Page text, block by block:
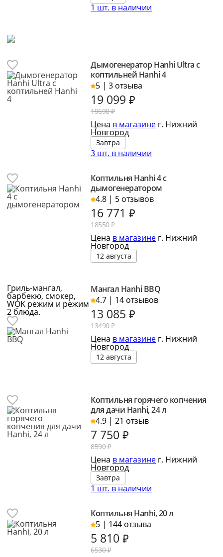
1 шт. в наличии
Дымогенератор Hanhi Ultra с
коптильней Hanhi 4
5 | 3 отзыва
19 099₽
19690 ₽
Цена в магазине г. Нижний
Новгород
Завтра
3 шт. в наличии
Коптильня Hanhi 4 с
дымогенератором
4.8 | 5 отзывов
16 771₽
18550 ₽
Цена в магазине г. Нижний
Новгород
12 августа
Гриль-мангал,
барбекю, смокер,
WOK режим и режим
2 блюда.
Мангал Hanhi BBQ
4.7 | 14 отзывов
13 085₽
13490 ₽
Цена в магазине г. Нижний
Новгород
12 августа
Коптильня горячего копчения
для дачи Hanhi, 24 л
4.9 | 21 отзыв
7 750₽
8590 ₽
Цена в магазине г. Нижний
Новгород
Завтра
1 шт. в наличии
Коптильня Hanhi, 20 л
5 | 144 отзыва
5 810₽
6530 ₽